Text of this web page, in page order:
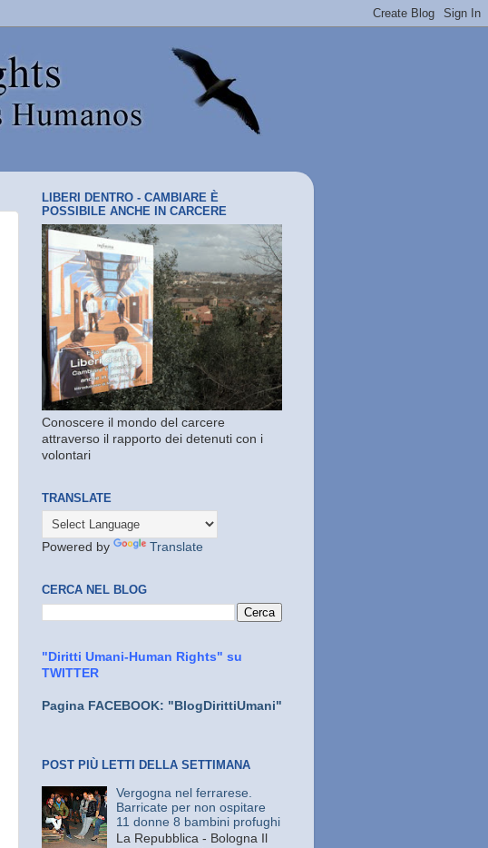
LIBERI DENTRO - CAMBIARE È
POSSIBILE ANCHE IN CARCERE
Conoscere il mondo del carcere
attraverso il rapporto dei detenuti con i
volontari
TRANSLATE
Powered by Translate
CERCA NEL BLOG
"Diritti Umani-Human Rights" su
TWITTER
Pagina FACEBOOK: "BlogDirittiUmani"
POST PIÙ LETTI DELLA SETTIMANA
Vergogna nel ferrarese.
Barricate per non ospitare
11 donne 8 bambini profughi
La Repubblica - Bologna Il